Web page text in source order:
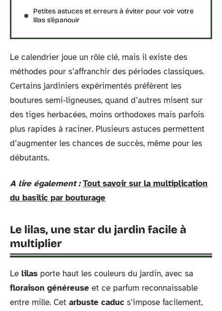
Petites astuces et erreurs à éviter pour voir votre
lilas s’épanouir
Le calendrier joue un rôle clé, mais il existe des
méthodes pour s’affranchir des périodes classiques.
Certains jardiniers expérimentés préfèrent les
boutures semi-ligneuses, quand d’autres misent sur
des tiges herbacées, moins orthodoxes mais parfois
plus rapides à raciner. Plusieurs astuces permettent
d’augmenter les chances de succès, même pour les
débutants.
A lire également : Tout savoir sur la multiplication
du basilic par bouturage
Le lilas, une star du jardin facile à
multiplier
Le lilas porte haut les couleurs du jardin, avec sa
floraison généreuse et ce parfum reconnaissable
entre mille. Cet arbuste caduc s’impose facilement,